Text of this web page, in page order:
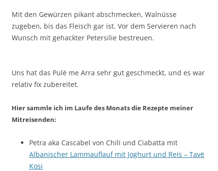
Mit den Gewürzen pikant abschmecken, Walnüsse
zugeben, bis das Fleisch gar ist. Vor dem Servieren nach
Wunsch mit gehackter Petersilie bestreuen.
Uns hat das Pulë me Arra sehr gut geschmeckt, und es war
relativ fix zubereitet.
Hier sammle ich im Laufe des Monats die Rezepte meiner
Mitreisenden:
Petra aka Cascabel von Chili und Ciabatta mit
Albanischer Lammauflauf mit Joghurt und Reis – Tavë
Kosi